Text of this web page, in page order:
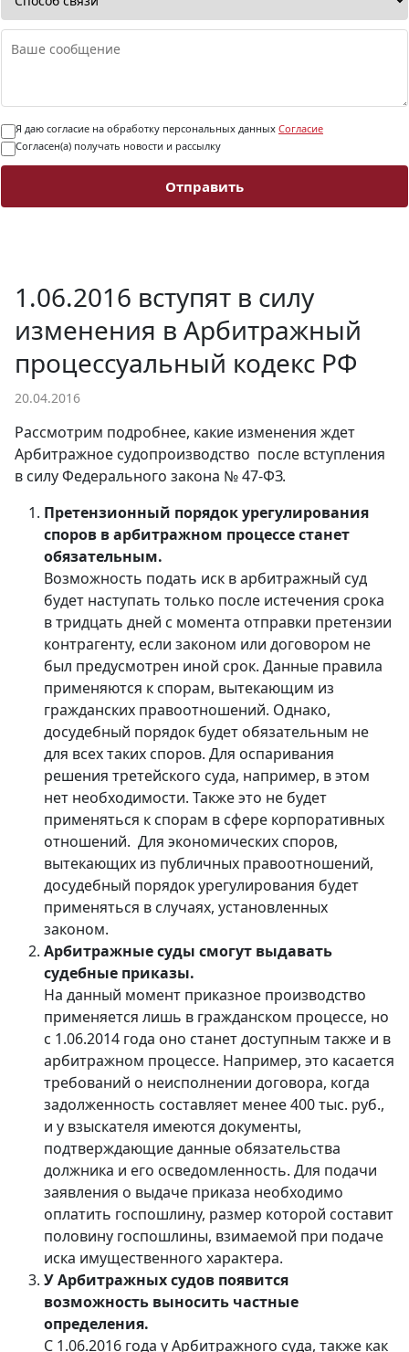
Я даю согласие на обработку персональных данных Согласие
Согласен(а) получать новости и рассылку
Отправить
1.06.2016 вступят в силу
изменения в Арбитражный
процессуальный кодекс РФ
20.04.2016
Рассмотрим подробнее, какие изменения ждет
Арбитражное судопроизводство после вступления
в силу Федерального закона № 47-ФЗ.
Претензионный порядок урегулирования
споров в арбитражном процессе станет
обязательным.
Возможность подать иск в арбитражный суд
будет наступать только после истечения срока
в тридцать дней с момента отправки претензии
контрагенту, если законом или договором не
был предусмотрен иной срок. Данные правила
применяются к спорам, вытекающим из
гражданских правоотношений. Однако,
досудебный порядок будет обязательным не
для всех таких споров. Для оспаривания
решения третейского суда, например, в этом
нет необходимости. Также это не будет
применяться к спорам в сфере корпоративных
отношений. Для экономических споров,
вытекающих из публичных правоотношений,
досудебный порядок урегулирования будет
применяться в случаях, установленных
законом.
Арбитражные суды смогут выдавать
судебные приказы.
На данный момент приказное производство
применяется лишь в гражданском процессе, но
с 1.06.2014 года оно станет доступным также и в
арбитражном процессе. Например, это касается
требований о неисполнении договора, когда
задолженность составляет менее 400 тыс. руб.,
и у взыскателя имеются документы,
подтверждающие данные обязательства
должника и его осведомленность. Для подачи
заявления о выдаче приказа необходимо
оплатить госпошлину, размер которой составит
половину госпошлины, взимаемой при подаче
иска имущественного характера.
У Арбитражных судов появится
возможность выносить частные
определения.
С 1.06.2016 года у Арбитражного суда, также как